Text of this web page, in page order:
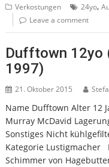
Verkostungen 24yo,
Leave a comment
Dufftown 12yo
1997)
21. Oktober 2015
Name Dufftown Alter 12
Murray McDavid
Sonstiges Nicht
Kategorie Lustigmacher
Schimmer von